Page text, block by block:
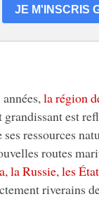
la région
est
ses ressources
routes
la Russie, les
riverains